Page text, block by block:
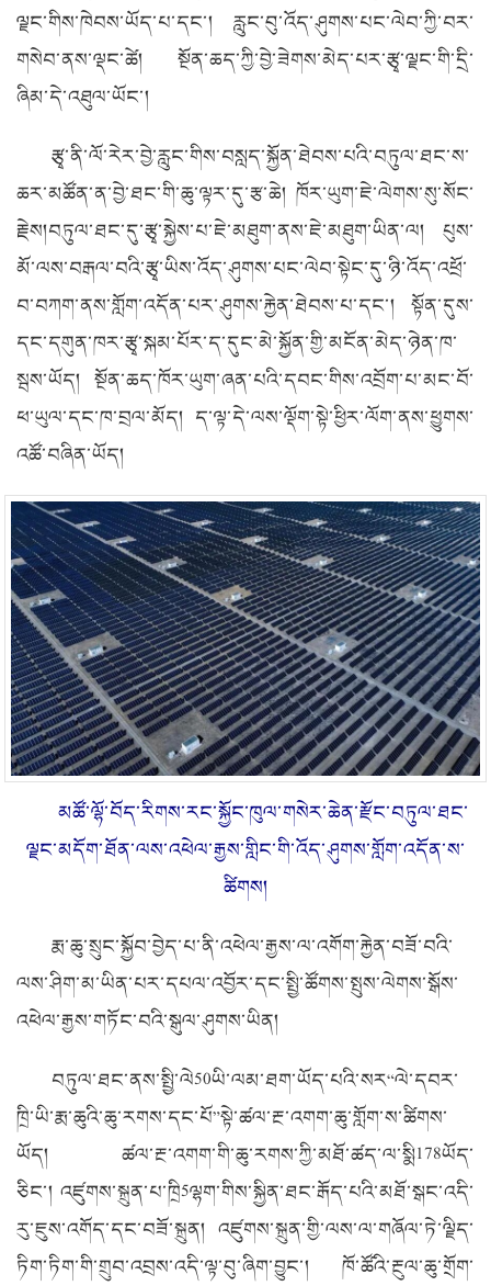
ལྗང་གིས་ཁེབས་ཡོད་པ་དང་། རླུང་བུ་འོད་ཤུགས་པང་ལེབ་ཀྱི་བར་
གསེབ་ནས་ལྡང་ཚེ། སྔོན་ཆད་ཀྱི་བྱེ་ཟེགས་མེད་པར་རྩྭ་ལྗང་གི་དྲི་
ཞིམ་དེ་འཐུལ་ཡོང་།
རྩྭ་ནི་ལོ་རེར་བྱེ་རླུང་གིས་བསླད་སྐྱོན་ཐེབས་པའི་བཏུལ་ཐང་ས་
ཆར་མཚོན་ན་བྱེ་ཐང་གི་ཆུ་ལྟར་དུ་རྩ་ཆེ། ཁོར་ཡུག་ཇེ་ལེགས་སུ་སོང་
རྗེས།བཏུལ་ཐང་དུ་རྩྭ་སྐྱེས་པ་ཇེ་མཐུག་ནས་ཇེ་མཐུག་ཡིན་ལ། པུས་
མོ་ལས་བརྒལ་བའི་རྩྭ་ཡིས་འོད་ཤུགས་པང་ལེབ་སྟེང་དུ་ཉི་འོད་འཕྲོ་
བ་བཀག་ནས་གློག་འདོན་པར་ཤུགས་རྐྱེན་ཐེབས་པ་དང་། སྟོན་དུས་
དང་དགུན་ཁར་རྩྭ་སྐམ་པོར་ད་དུང་མེ་སྐྱོན་གྱི་མངོན་མེད་ཉེན་ཁ་
སྦས་ཡོད། སྔོན་ཆད་ཁོར་ཡུག་ཞན་པའི་དབང་གིས་འབྲོག་པ་མང་བོ་
ཕ་ཡུལ་དང་ཁ་བྲལ་མོད། ད་ལྟ་དེ་ལས་ལྡོག་སྟེ་ཕྱིར་ལོག་ནས་ཕྱུགས་
འཚོ་བཞིན་ཡོད།
མཚོ་ལྷོ་བོད་རིགས་རང་སྐྱོང་ཁུལ་གསེར་ཆེན་རྫོང་བཏུལ་ཐང་
ལྗང་མདོག་ཐོན་ལས་འཕེལ་རྒྱས་གླིང་གི་འོད་ཤུགས་གློག་འདོན་ས་
ཚིགས།
རྨ་ཆུ་སྲུང་སྐྱོབ་བྱེད་པ་ནི་འཕེལ་རྒྱས་ལ་འགོག་རྐྱེན་བཟོ་བའི་
ལས་ཤིག་མ་ཡིན་པར་དཔལ་འབྱོར་དང་སྤྱི་ཚོགས་སྤུས་ལེགས་སྒོས་
འཕེལ་རྒྱས་གཏོང་བའི་སྒུལ་ཤུགས་ཡིན།
བཏུལ་ཐང་ནས་སྤྱི་ལེ50ཡི་ལམ་ཐག་ཡོད་པའི་སར“ལེ་དབར་
ཁྲི་ཡི་རྨ་ཆུའི་ཆུ་རགས་དང་པོ”སྟེ་ཚལ་རྔ་འགག་ཆུ་གློག་ས་ཚིགས་
ཡོད། ཚལ་རྔ་འགག་གི་ཆུ་རགས་ཀྱི་མཐོ་ཚད་ལ་སྨི178ཡོད་
ཅིང་། འཛུགས་སྐྲུན་པ་ཁྲི5ལྷག་གིས་སྐྱིན་ཐང་རྒོད་པའི་མཐོ་སྒང་འདི་
རུ་ཇུས་འགོད་དང་བཟོ་སྐྲུན། འཛུགས་སྐྲུན་གྱི་ལས་ལ་གཞོལ་ཏེ་ལྗིད་
ཏིག་ཏིག་གི་གྲུབ་འབྲས་འདི་ལྟ་བུ་ཞིག་བྱུང་། ཁོ་ཚོའི་རྔུལ་ཆུ་གྲོག་